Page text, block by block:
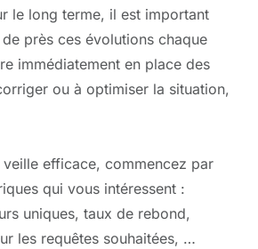
le long terme, il est important
près ces évolutions chaque
immédiatement en place des
ou à optimiser la situation,
veille efficace, commencez par
qui vous intéressent :
uniques, taux de rebond,
les requêtes souhaitées, …